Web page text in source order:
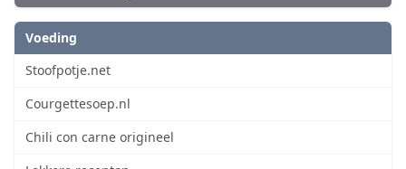
Voeding
Stoofpotje.net
Courgettesoep.nl
Chili con carne origineel